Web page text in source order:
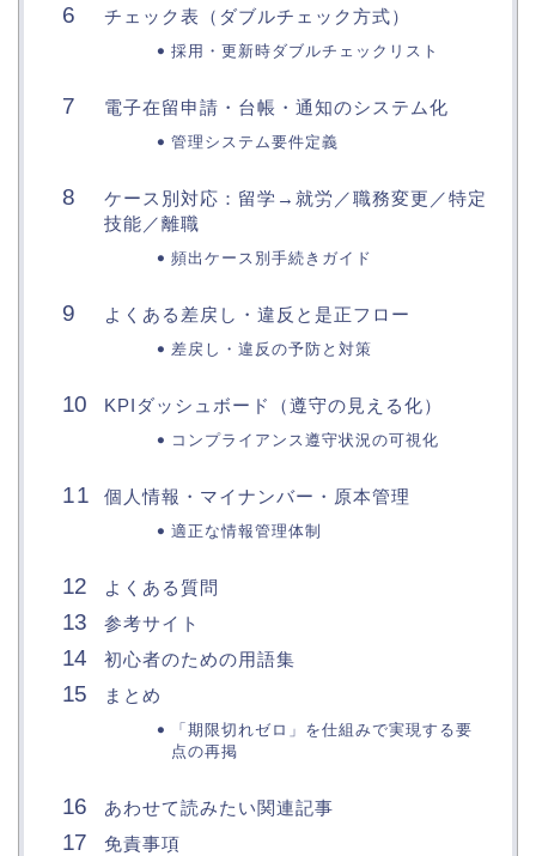
チェック表（ダブルチェック方式）
採用・更新時ダブルチェックリスト
電子在留申請・台帳・通知のシステム化
管理システム要件定義
ケース別対応：留学→就労／職務変更／特定
技能／離職
頻出ケース別手続きガイド
よくある差戻し・違反と是正フロー
差戻し・違反の予防と対策
KPIダッシュボード（遵守の見える化）
コンプライアンス遵守状況の可視化
個人情報・マイナンバー・原本管理
適正な情報管理体制
よくある質問
参考サイト
初心者のための用語集
まとめ
「期限切れゼロ」を仕組みで実現する要
点の再掲
あわせて読みたい関連記事
免責事項